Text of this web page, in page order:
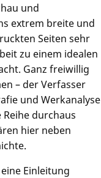
und
extrem breite und
Seiten sehr
zu einem idealen
Ganz freiwillig
– der Verfasser
und Werkanalyse
durchaus
hier neben
Einleitung